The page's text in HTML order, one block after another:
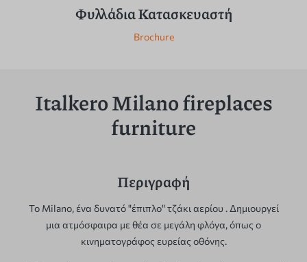
Φυλλάδια Κατασκευαστή
Brochure
Italkero Milano fireplaces
furniture
Περιγραφή
Το Milano, ένα δυνατό "έπιπλο" τζάκι αερίου . Δημιουργεί
μια ατμόσφαιρα με θέα σε μεγάλη φλόγα, όπως ο
κινηματογράφος ευρείας οθόνης.